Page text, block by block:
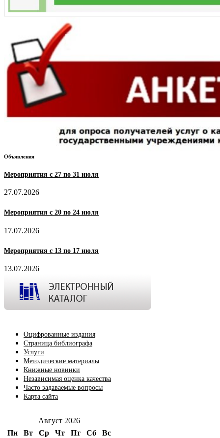
Объявления
Мероприятия с 27 по 31 июля
27.07.2026
Мероприятия с 20 по 24 июля
17.07.2026
Мероприятия с 13 по 17 июля
13.07.2026
Оцифрованные издания
Страница библиографа
Услуги
Методические материалы
Книжные новинки
Независимая оценка качества
Часто задаваемые вопросы
Карта сайта
Август 2026
Пн
Вт Ср Чт Пт Сб
Вс